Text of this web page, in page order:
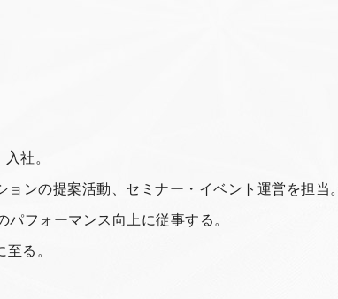
社。
ンの提案活動、セミナー・イベント運営を担当。
フォーマンス向上に従事する。
る。